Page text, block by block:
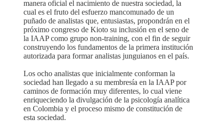
manera oficial el nacimiento de nuestra sociedad, la
cual es el fruto del esfuerzo mancomunado de un
puñado de analistas que, entusiastas, propondrán en el
próximo congreso de Kioto su inclusión en el seno de
la IAAP como grupo non-training, con el fin de seguir
construyendo los fundamentos de la primera institución
autorizada para formar analistas junguianos en el país.
Los ocho analistas que inicialmente conforman la
sociedad han llegado a su membresía en la IAAP por
caminos de formación muy diferentes, lo cual viene
enriqueciendo la divulgación de la psicología analítica
en Colombia y el proceso mismo de constitución de
esta sociedad.